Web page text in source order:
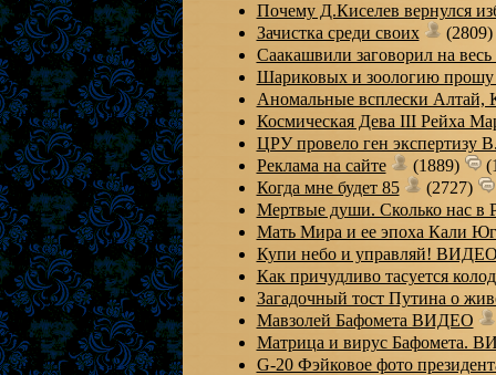
Почему Д.Киселев вернулся
Зачистка среди своих
(2809)
Саакашвили заговорил на
Шариковых и зоологию прошу
Аномальные всплески Алтай,
Космическая Дева III Рейха
ЦРУ провело ген экспертизу
Реклама на сайте
(1889)
Когда мне будет 85
(2727)
Мертвые души. Сколько нас
Мать Мира и ее эпоха Кали
Купи небо и управляй!
Как причудливо тасуется
Загадочный тост Путина о
Мавзолей Бафомета ВИДЕО
Матрица и вирус Бафомета.
G-20 Фэйковое фото